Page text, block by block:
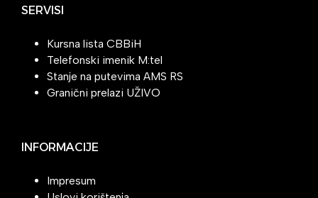
SERVISI
Kursna lista CBBiH
Telefonski imenik M:tel
Stanje na putevima AMS RS
Granični prelazi UŽIVO
INFORMACIJE
Impresum